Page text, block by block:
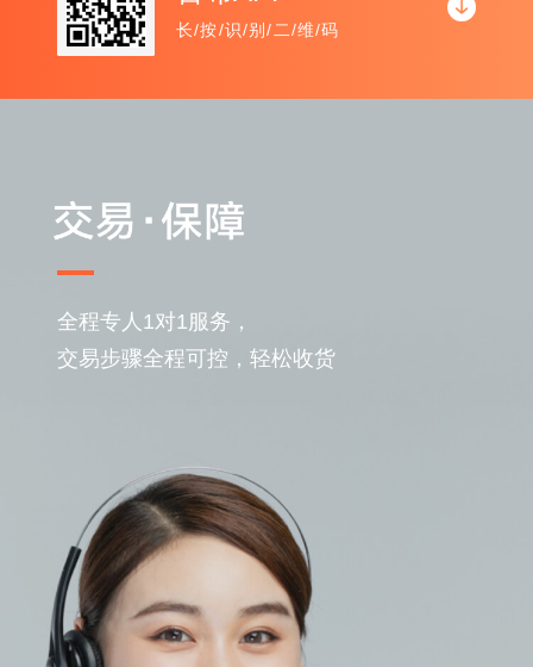
长/按/识/别/二/维/码
全程专人1对1服务，
交易步骤全程可控，轻松收货